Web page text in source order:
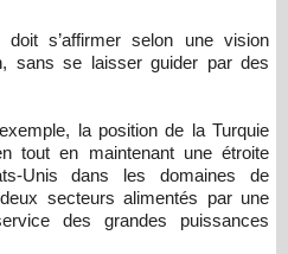
doit s’affirmer selon une vision
sans se laisser guider par des
la position de la Turquie
tout en maintenant une étroite
Unis dans les domaines de
secteurs alimentés par une
des grandes puissances